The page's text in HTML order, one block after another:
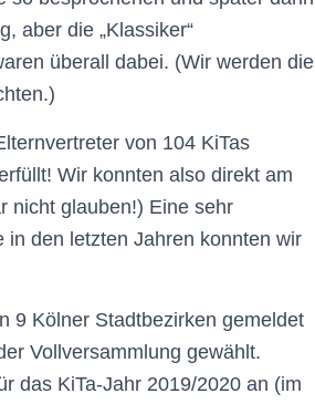
aber die „Klassiker“
überall dabei. (Wir werden die
von 104 KiTas
Wir konnten also direkt am
nicht glauben!) Eine sehr
den letzten Jahren konnten wir
9 Kölner Stadtbezirken gemeldet
Vollversammlung gewählt.
das KiTa-Jahr 2019/2020 an (im